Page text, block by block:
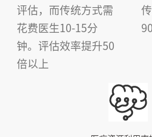
评估，而传统方式需
花费医生10-15分
钟。评估效率提升50
倍以上